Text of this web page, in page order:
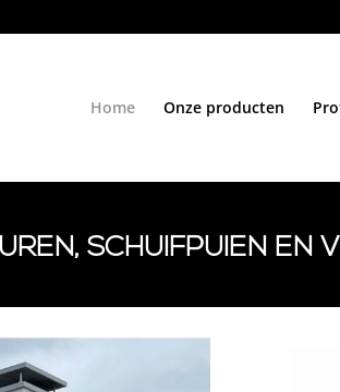
Home Onze producten
SCHUIFPUIEN EN